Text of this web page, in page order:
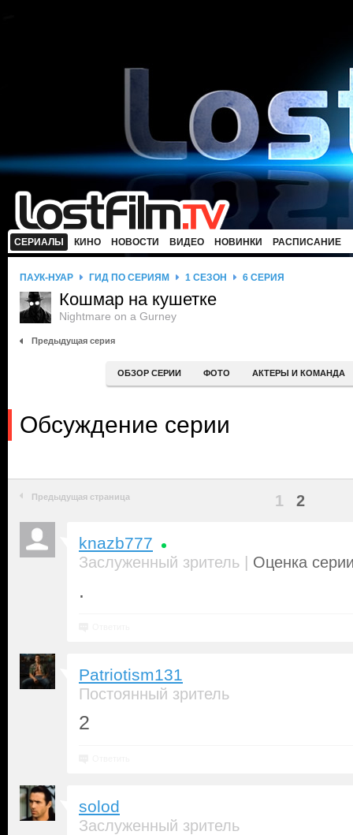
СЕРИАЛЫ КИНО НОВОСТИ ВИДЕО НОВИНКИ РАСПИСАНИЕ
ПАУК-НУАР ГИД ПО СЕРИЯМ 1 СЕЗОН 6 СЕРИЯ
Кошмар на кушетке
Nightmare on a Gurney
Предыдущая серия
ОБЗОР СЕРИИ ФОТО АКТЕРЫ И КОМАНДА
Обсуждение серии
Предыдущая страница 1 2
knazb777
Заслуженный зритель | Оценка
.
Patriotism131
Постоянный зритель
2
solod
Заслуженный зритель